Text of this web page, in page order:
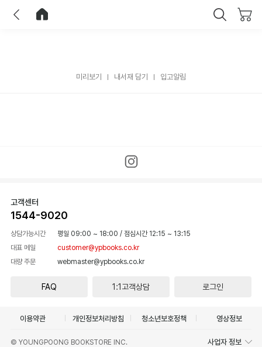
미리보기 내서재 담기 입고알림
고객센터
1544-9020
상담가능시간 평일 09:00 ~ 18:00 / 점심시간 12:15 ~ 13:15
대표 메일
customer@ypbooks.co.kr
대량 주문
webmaster@ypbooks.co.kr
FAQ 1:1고객상담 로그인
이용약관 개인정보처리방침 청소년보호정책 영상정보
© YOUNGPOONG BOOKSTORE INC. 사업자 정보